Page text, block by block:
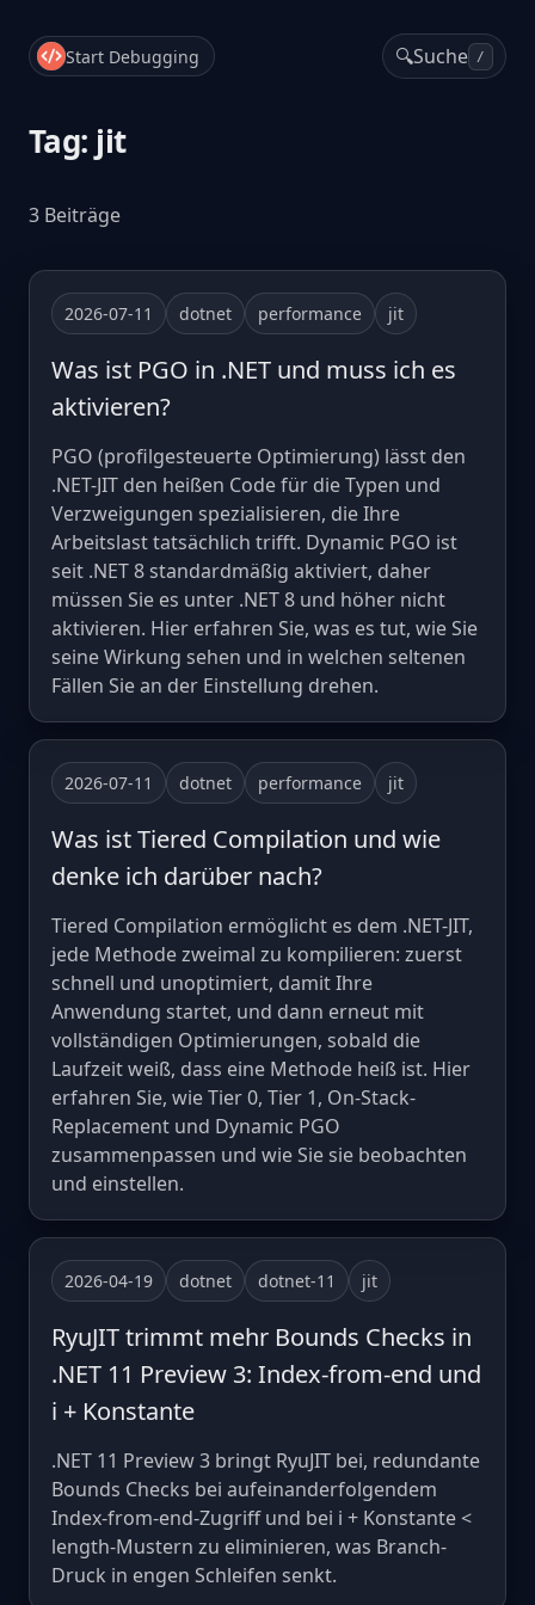
Start Debugging 🔍Suche /
Tag: jit
3 Beiträge
2026-07-11 dotnet performance jit
Was ist PGO in .NET und muss ich es
aktivieren?
PGO (profilgesteuerte Optimierung) lässt den
.NET-JIT den heißen Code für die Typen und
Verzweigungen spezialisieren, die Ihre
Arbeitslast tatsächlich trifft. Dynamic PGO ist
seit .NET 8 standardmäßig aktiviert, daher
müssen Sie es unter .NET 8 und höher nicht
aktivieren. Hier erfahren Sie, was es tut, wie Sie
seine Wirkung sehen und in welchen seltenen
Fällen Sie an der Einstellung drehen.
2026-07-11 dotnet performance jit
Was ist Tiered Compilation und wie
denke ich darüber nach?
Tiered Compilation ermöglicht es dem .NET-JIT,
jede Methode zweimal zu kompilieren: zuerst
schnell und unoptimiert, damit Ihre
Anwendung startet, und dann erneut mit
vollständigen Optimierungen, sobald die
Laufzeit weiß, dass eine Methode heiß ist. Hier
erfahren Sie, wie Tier 0, Tier 1, On-Stack-
Replacement und Dynamic PGO
zusammenpassen und wie Sie sie beobachten
und einstellen.
2026-04-19 dotnet dotnet-11 jit
RyuJIT trimmt mehr Bounds Checks in
.NET 11 Preview 3: Index-from-end und
i + Konstante
.NET 11 Preview 3 bringt RyuJIT bei, redundante
Bounds Checks bei aufeinanderfolgendem
Index-from-end-Zugriff und bei i + Konstante <
length-Mustern zu eliminieren, was Branch-
Druck in engen Schleifen senkt.